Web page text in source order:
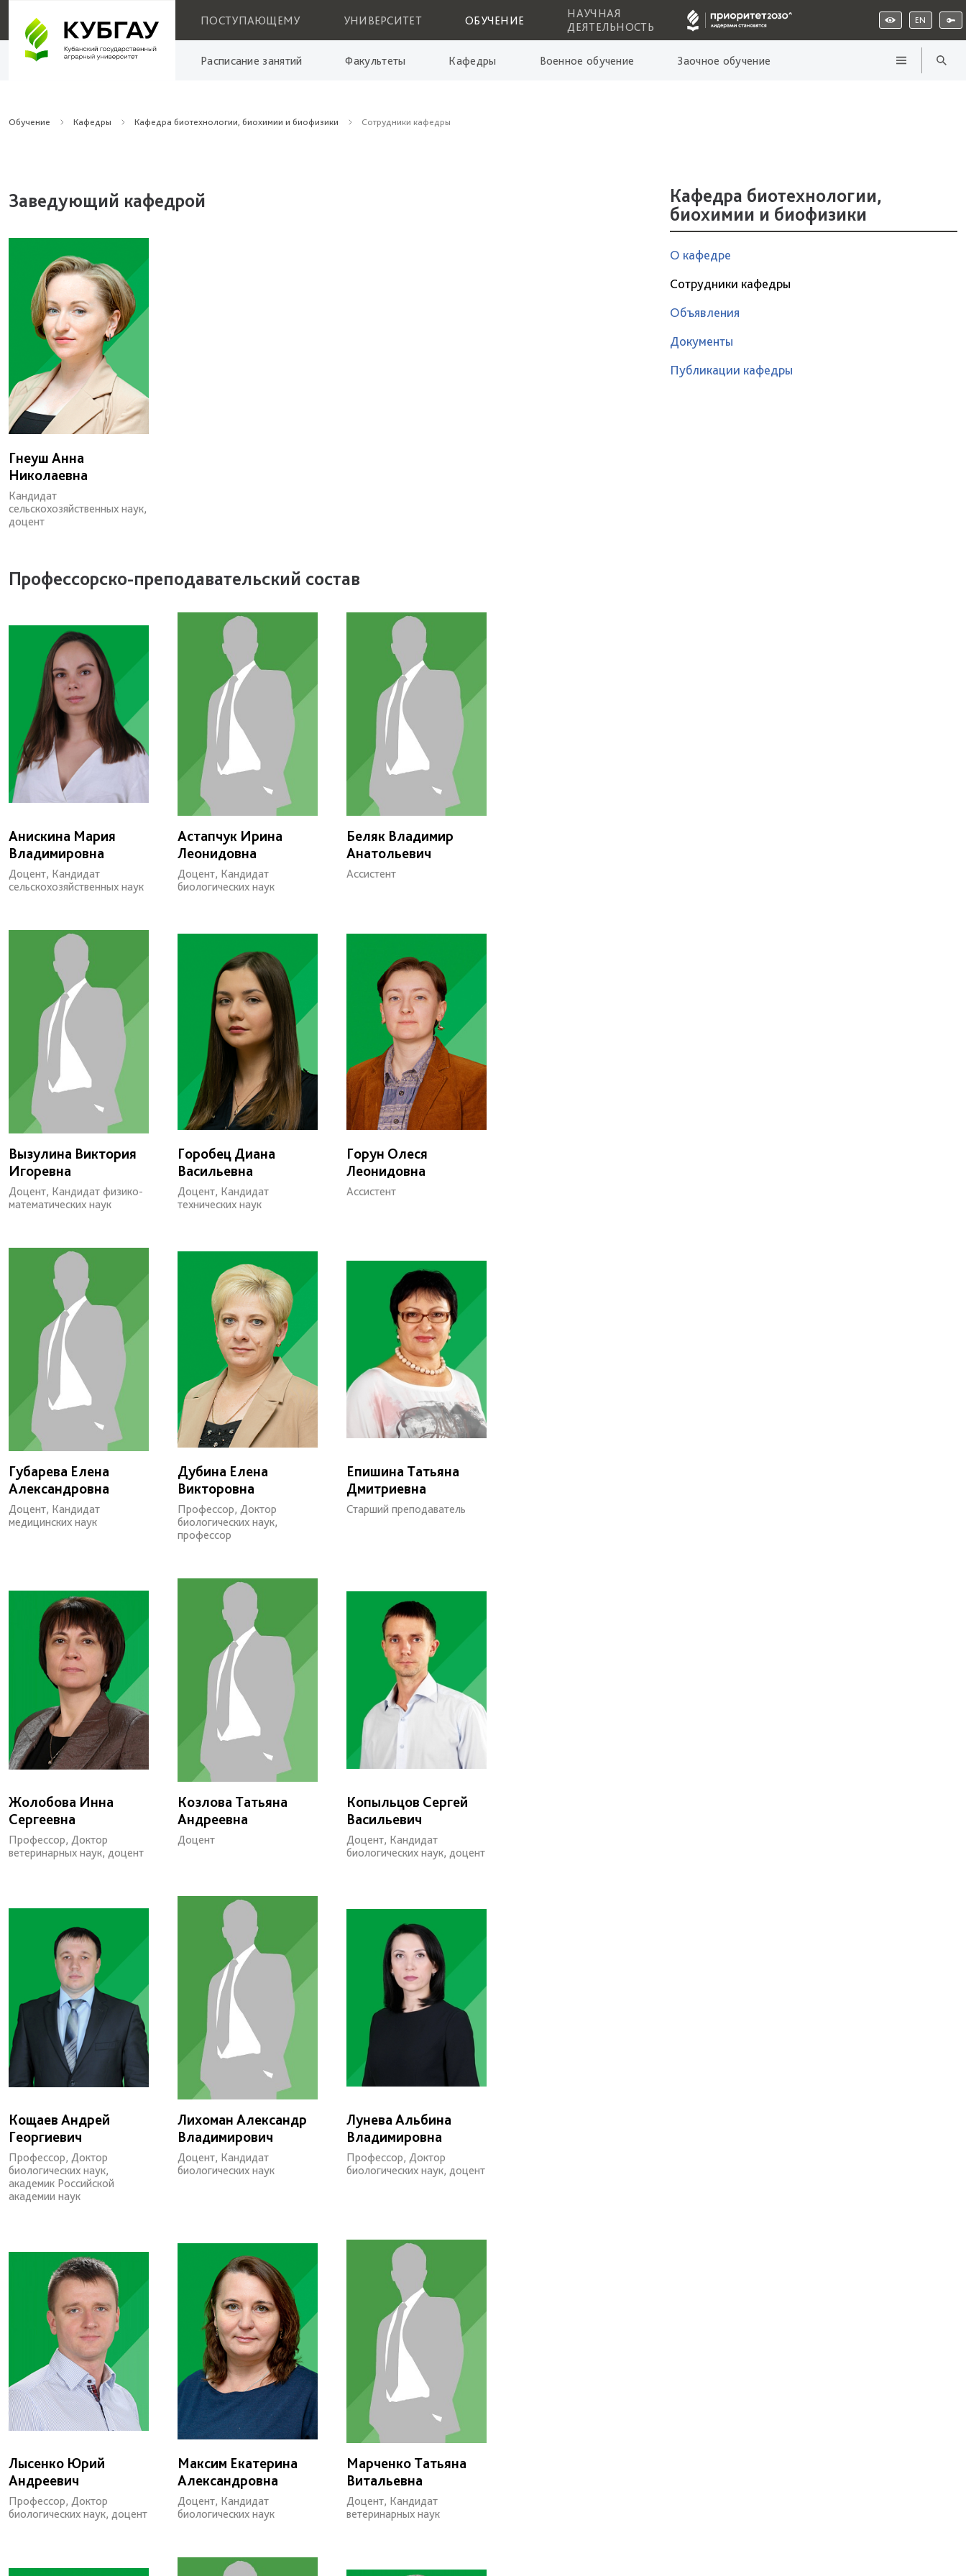
ПОСТУПАЮЩЕМУ УНИВЕРСИТЕТ ОБУЧЕНИЕ
НАУЧНАЯ
ДЕЯТЕЛЬНОСТЬ
EN
Расписание занятий Факультеты Кафедры Военное обучение Заочное обучение
Обучение Кафедры Кафедра биотехнологии, биохимии и биофизики Сотрудники кафедры
Заведующий кафедрой
Гнеуш Анна
Николаевна
Кандидат
сельскохозяйственных наук,
доцент
Профессорско-преподавательский состав
Анискина Мария
Владимировна
Доцент, Кандидат
сельскохозяйственных наук
Астапчук Ирина
Леонидовна
Доцент, Кандидат
биологических наук
Беляк Владимир
Анатольевич
Ассистент
Вызулина Виктория
Игоревна
Доцент, Кандидат физико-
математических наук
Горобец Диана
Васильевна
Доцент, Кандидат
технических наук
Горун Олеся
Леонидовна
Ассистент
Губарева Елена
Александровна
Доцент, Кандидат
медицинских наук
Дубина Елена
Викторовна
Профессор, Доктор
биологических наук,
профессор
Епишина Татьяна
Дмитриевна
Старший преподаватель
Жолобова Инна
Сергеевна
Профессор, Доктор
ветеринарных наук, доцент
Козлова Татьяна
Андреевна
Доцент
Копыльцов Сергей
Васильевич
Доцент, Кандидат
биологических наук, доцент
Кощаев Андрей
Георгиевич
Профессор, Доктор
биологических наук,
академик Российской
академии наук
Лихоман Александр
Владимирович
Доцент, Кандидат
биологических наук
Лунева Альбина
Владимировна
Профессор, Доктор
биологических наук, доцент
Лысенко Юрий
Андреевич
Профессор, Доктор
биологических наук, доцент
Максим Екатерина
Александровна
Доцент, Кандидат
биологических наук
Марченко Татьяна
Витальевна
Доцент, Кандидат
ветеринарных наук
Кафедра биотехнологии,
биохимии и биофизики
О кафедре
Сотрудники кафедры
Объявления
Документы
Публикации кафедры